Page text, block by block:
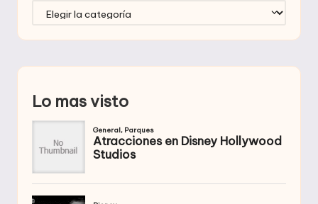
Categorías
Lo mas visto